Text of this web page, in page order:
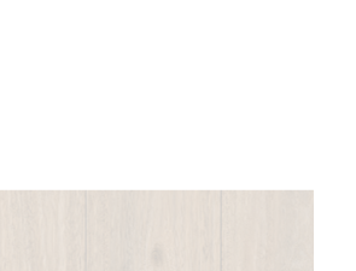
EUCALYPTUS PVC